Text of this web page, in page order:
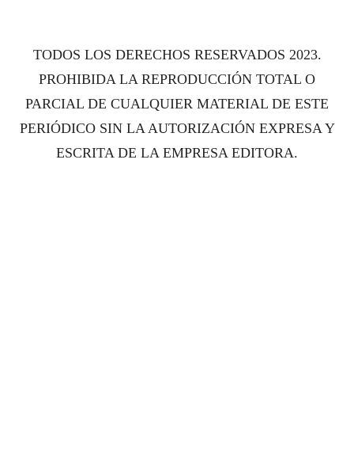
TODOS LOS DERECHOS RESERVADOS 2023.
PROHIBIDA LA REPRODUCCIÓN TOTAL O
PARCIAL DE CUALQUIER MATERIAL DE ESTE
PERIÓDICO SIN LA AUTORIZACIÓN EXPRESA Y
ESCRITA DE LA EMPRESA EDITORA.